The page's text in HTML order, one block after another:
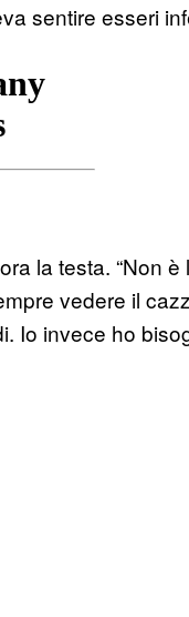
sentire esseri
la testa. “Non
vedere il
Io invece ho